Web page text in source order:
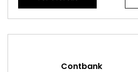
Contbank